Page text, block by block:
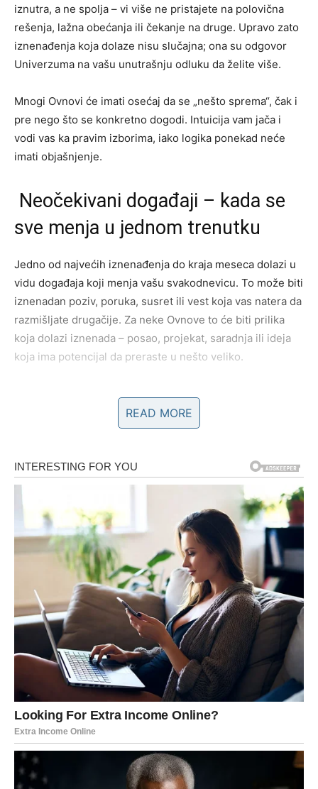
iznutra, a ne spolja – vi više ne pristajete na polovična
rešenja, lažna obećanja ili čekanje na druge. Upravo zato
iznenađenja koja dolaze nisu slučajna; ona su odgovor
Univerzuma na vašu unutrašnju odluku da želite više.
Mnogi Ovnovi će imati osećaj da se „nešto sprema“, čak i
pre nego što se konkretno dogodi. Intuicija vam jača i
vodi vas ka pravim izborima, iako logika ponekad neće
imati objašnjenje.
Neočekivani događaji – kada se
sve menja u jednom trenutku
Jedno od najvećih iznenađenja do kraja meseca dolazi u
vidu događaja koji menja vašu svakodnevicu. To može biti
iznenadan poziv, poruka, susret ili vest koja vas natera da
razmišljate drugačije. Za neke Ovnove to će biti prilika
koja dolazi iznenada – posao, projekat, saradnja ili ideja
koja ima potencijal da preraste u nešto veliko.
obrascima. Možda ćete shvatiti da više ne želite isto što i
ranije, da su vam se prioriteti promenili i da je vreme da
mah može delovati stresno, ovo oslobađanje donosi
olakšanje i jasnoću.
Ljubav – sudbinski susreti i istine
koje se ne mogu sakriti
Na ljubavnom planu, Ovnovima kraj meseca donosi
snažne emocije i neočekivane obrate. Ako ste slobodni,
vrlo je moguće da se pojavi osoba koja vas potpuno
izbaci iz ravnoteže – na pozitivan način. Ovaj susret može
biti brz, intenzivan i obojen snažnom privlačnošću, ali i
osećajem da se poznajete „odnekud“. Takvi susreti često
nose karmičku notu i dolaze da vas nauče važnu lekciju o
ljubavi, hrabrosti i poverenju.
Ako ste u vezi, iznenađenja dolaze kroz razgovore koji se
više ne mogu odlagati. Istine izlaze na videlo – ono što je
READ MORE